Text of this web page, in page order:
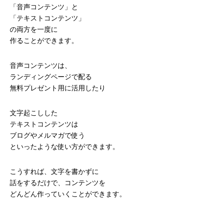
「音声コンテンツ」と
「テキストコンテンツ」
の両方を一度に
作ることができます。
音声コンテンツは、
ランディングページで配る
無料プレゼント用に活用したり
文字起こしした
テキストコンテンツは
ブログやメルマガで使う
といったような使い方ができます。
こうすれば、文字を書かずに
話をするだけで、コンテンツを
どんどん作っていくことができます。